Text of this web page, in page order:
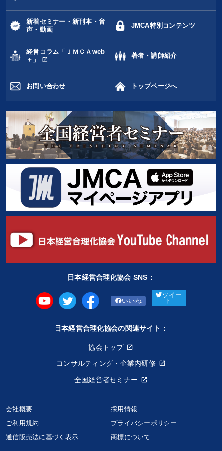
新着セミナー・新刊本・音
声・動画
JMCA特別コンテンツ
経営コラム「ＪＭＣＡweb
＋」
open_in_new
著者・講師紹介
お問い合わせ トップページへ
日本経営合理化協会 SNS：
いいね
ツイー
ト
日本経営合理化協会の関連サイト：
協会トップ
コンサルティング・企業内研修
全国経営者セミナー
会社概要
採用情報
ご利用規約
プライバシーポリシー
通信販売法に基づく表示
商標について